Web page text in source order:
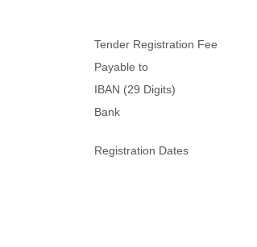
Tender Registration Fee
Payable to
IBAN (29 Digits)
Bank
Registration Dates